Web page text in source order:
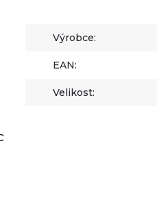
Výrobce:
EAN:
Velikost: